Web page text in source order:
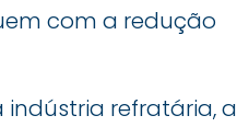
com a redução
refratária, a